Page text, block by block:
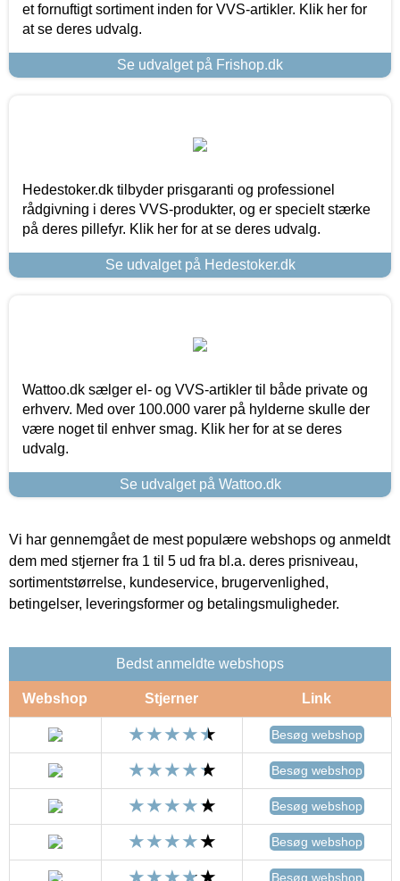
et fornuftigt sortiment inden for VVS-artikler. Klik her for
at se deres udvalg.
Se udvalget på Frishop.dk
Hedestoker.dk tilbyder prisgaranti og professionel
rådgivning i deres VVS-produkter, og er specielt stærke
på deres pillefyr. Klik her for at se deres udvalg.
Se udvalget på Hedestoker.dk
Wattoo.dk sælger el- og VVS-artikler til både private og
erhverv. Med over 100.000 varer på hylderne skulle der
være noget til enhver smag. Klik her for at se deres
udvalg.
Se udvalget på Wattoo.dk
Vi har gennemgået de mest populære webshops og anmeldt
dem med stjerner fra 1 til 5 ud fra bl.a. deres prisniveau,
sortimentstørrelse, kundeservice, brugervenlighed,
betingelser, leveringsformer og betalingsmuligheder.
Bedst anmeldte webshops
Webshop Stjerner Link
Besøg webshop
Besøg webshop
Besøg webshop
Besøg webshop
Besøg webshop